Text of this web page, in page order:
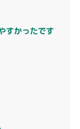
すかったです